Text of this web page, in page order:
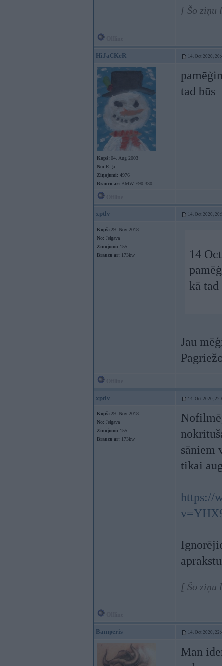
[ Šo ziņu
HiJaCKeR 14. Oct 2020,
Kopš: 04. Aug 2003
No: Rīga
Ziņojumi: 4976
Braucu ar: BMW E90 330i
tad būs
xptlv 14. Oct 2020,
Kopš: 29. Nov 2018
No: Jelgava
Ziņojumi: 155
Braucu ar: 173kw
14
kā tad
Jau
xptlv 14. Oct 2020,
Kopš: 29. Nov 2018
No: Jelgava
Ziņojumi: 155
Braucu ar: 173kw
sāniem
tikai
https://
[ Šo ziņu
Bamperis 14. Oct 2020,
Man